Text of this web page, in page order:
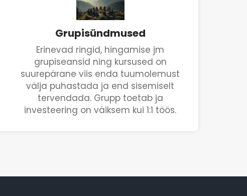
Grupisündmused
Erinevad ringid, hingamise jm
grupiseansid ning kursused on
suurepärane viis enda tuumolemust
välja puhastada ja end sisemiselt
tervendada. Grupp toetab ja
investeering on väiksem kui 1:1 töös.